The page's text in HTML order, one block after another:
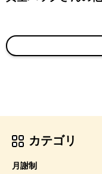
カテゴリ
月謝制